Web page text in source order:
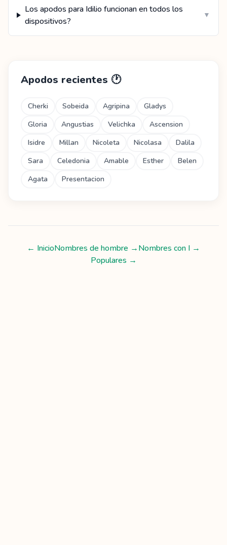
Los apodos para Idilio funcionan en todos los
dispositivos?
▼
Apodos recientes 🕐
Cherki Sobeida Agripina
Gladys
Gloria
Angustias Velichka
Ascension
Isidre
Millan Nicoleta Nicolasa
Dalila
Sara
Celedonia Amable Esther
Belen
Agata
Presentacion
← InicioNombres de hombre →Nombres con I →
Populares →